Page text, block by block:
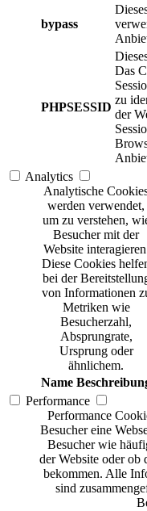
bypass
PHPSESSID
Das
zu
der
Analytics
Analytische
werden verwendet,
um zu verstehen,
Besucher mit der
Website
Diese Cookies
bei der
von Informationen
Metriken wie
Besucherzahl,
Absprungrate,
Ursprung oder
ähnlichem.
Name
Performance
Performance
Besucher eine
Besucher wie
der Website oder ob
bekommen. Alle
sind